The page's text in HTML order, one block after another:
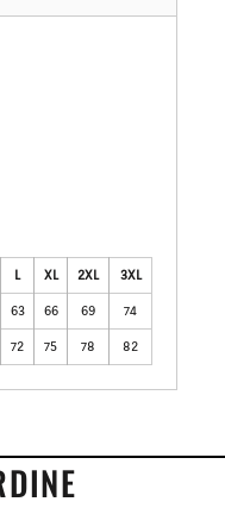
L XL 2XL 3XL
63 66 69 74
72 75 78 82